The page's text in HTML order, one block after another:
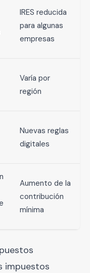
IRES reducida
para algunas
empresas
Varía por
región
Nuevas reglas
digitales
Aumento de la
contribución
mínima
impuestos